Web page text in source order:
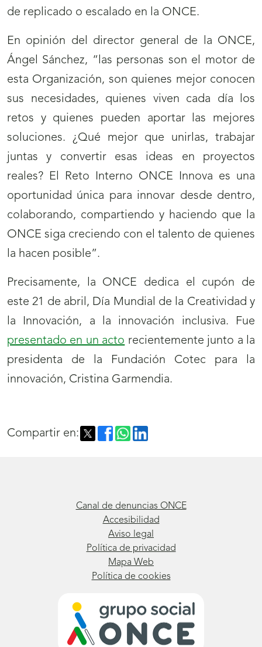
de replicado o escalado en la ONCE.
En opinión del director general de la ONCE,
Ángel Sánchez, “las personas son el motor de
esta Organización, son quienes mejor conocen
sus necesidades, quienes viven cada día los
retos y quienes pueden aportar las mejores
soluciones. ¿Qué mejor que unirlas, trabajar
juntas y convertir esas ideas en proyectos
reales? El Reto Interno ONCE Innova es una
oportunidad única para innovar desde dentro,
colaborando, compartiendo y haciendo que la
ONCE siga creciendo con el talento de quienes
la hacen posible”.
Precisamente, la ONCE dedica el cupón de
este 21 de abril, Día Mundial de la Creatividad y
la Innovación, a la innovación inclusiva. Fue
presentado en un acto recientemente junto a la
presidenta de la Fundación Cotec para la
innovación, Cristina Garmendia.
Compartir en:
Canal de denuncias ONCE
Accesibilidad
Aviso legal
Política de privacidad
Mapa Web
Política de cookies